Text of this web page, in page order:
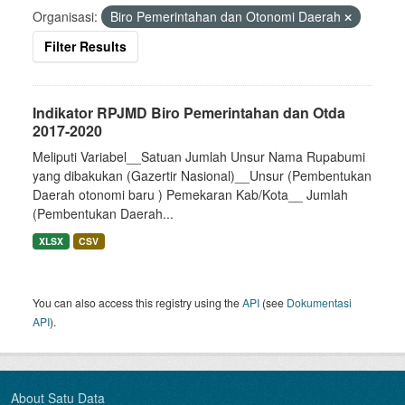
Organisasi:
Biro Pemerintahan dan Otonomi Daerah
Filter Results
Indikator RPJMD Biro Pemerintahan dan Otda
2017-2020
Meliputi Variabel__Satuan Jumlah Unsur Nama Rupabumi
yang dibakukan (Gazertir Nasional)__Unsur (Pembentukan
Daerah otonomi baru ) Pemekaran Kab/Kota__ Jumlah
(Pembentukan Daerah...
XLSX CSV
You can also access this registry using theAPI (see Dokumentasi
API).
About Satu Data